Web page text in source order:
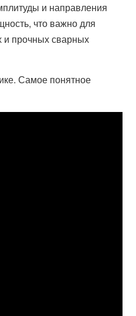
и направления
что важно для
и прочных сварных
Самое понятное